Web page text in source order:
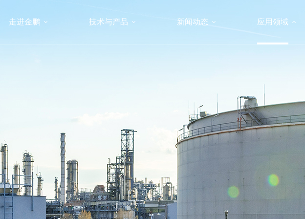
走进金鹏 技术与产品 新闻动态 应用领域